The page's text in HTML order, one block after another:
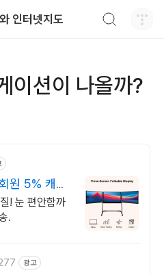
인터넷지도
이션이 나올까?
원 5% 캐시
! 눈 편안함까
.
광고